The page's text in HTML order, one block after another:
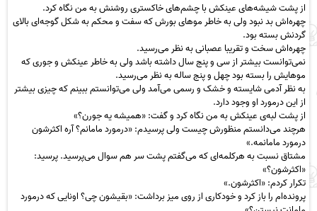
از پشت شیشه‌های عینکش با چشم‌های خاکستری روشنش به من نگاه کرد.
چهره‌اش بد نبود ولی به خاطر موهای بورش که سفت و محکم به شکل گوجه‌ای بالای
گردنش بسته بود.
چهره‌اش سخت و تقریبا عصبانی به نظر می‌رسید.
نمی‌توانست بیشتر از سی و پنج سال داشته باشد ولی به خاطر عینکش و جوری که
موهایش را بسته بود چهل و پنج ساله به نظر می‌رسید.
به نظر آدمی شایسته و خشک و رسمی می‌آمد ولی می‌توانستم ببینم که چیزی بیشتر
از این درمورد او وجود دارد.
از پشت لبه‌ی عینکش به من نگاه کرد و گفت: «همیشه یه جورن؟»
هرچند می‌دانستم منظورش چیست ولی پرسیدم: «درمورد مامانم؟ آره اکثرشون
درمورد مامانمه.»
مشتاق نسبت به هرکلمه‌ای که می‌گفتم پشت سر هم سوال می‌پرسید. پرسید:
«اکثرشون؟»
تکرار کردم: «اکثرشون.»
پرونده‌ام را باز کرد و خودکاری از روی میز برداشت: «بقیشون چی؟ اونایی که درمورد